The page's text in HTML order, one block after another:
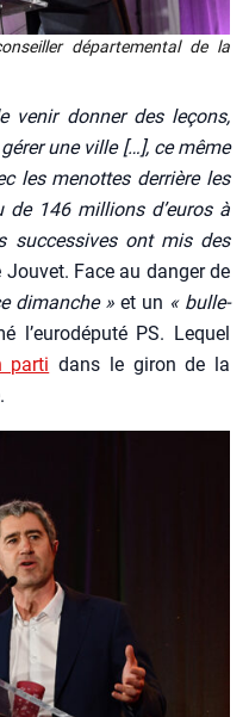
dépar­te­men­tal de la
venir don­ner des leçons,
une ville […], ce même
les menottes der­rière les
146 mil­lions d’eu­ros à
suc­ces­sives ont mis des
Jou­vet. Face au dan­ger de
dimanche » et un « bul­le­
l’eu­ro­dé­pu­té PS. Lequel
par­ti dans le giron de la